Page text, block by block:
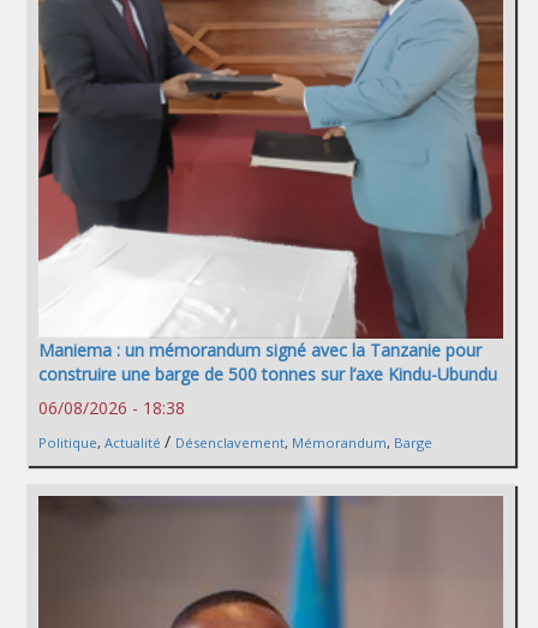
Maniema : un mémorandum signé avec la Tanzanie pour
construire une barge de 500 tonnes sur l’axe Kindu-Ubundu
06/08/2026 - 18:38
Politique, Actualité / Désenclavement, Mémorandum, Barge